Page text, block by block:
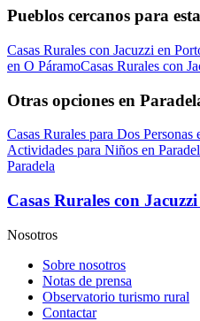
Pueblos cercanos para
Casas Rurales con Jacuzzi en
en O PáramoCasas Rurales con
Otras opciones en
Casas Rurales para Dos Personas
Actividades para Niños en
Paradela
Casas Rurales con
Nosotros
Sobre nosotros
Notas de prensa
Observatorio turismo rural
Contactar